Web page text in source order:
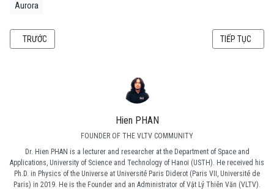
Hien PHAN
FOUNDER OF THE VLTV COMMUNITY
Dr. Hien PHAN is a lecturer and researcher at the Department of Space and
Applications, University of Science and Technology of Hanoi (USTH). He received his
Ph.D. in Physics of the Universe at Université Paris Diderot (Paris VII, Université de
Paris) in 2019. He is the Founder and an Administrator of Vật Lý Thiên Văn (VLTV).
Aurora
BÀI VIẾT TRƯỚC: CÁC SỰ KIỆN THIÊN VĂN HỌC ĐÁNG CHÚ Ý TRONG
TRƯỚC BÀI VIẾT KẾ
TIẾP TỤC